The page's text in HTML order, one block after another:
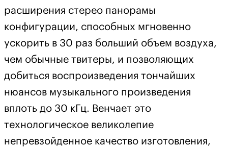
расширения стерео панорамы
конфигурации, способных мгновенно
ускорить в 30 раз больший объем воздуха,
чем обычные твитеры, и позволяющих
добиться воспроизведения тончайших
нюансов музыкального произведения
вплоть до 30 кГц. Венчает это
технологическое великолепие
непревзойденное качество изготовления,